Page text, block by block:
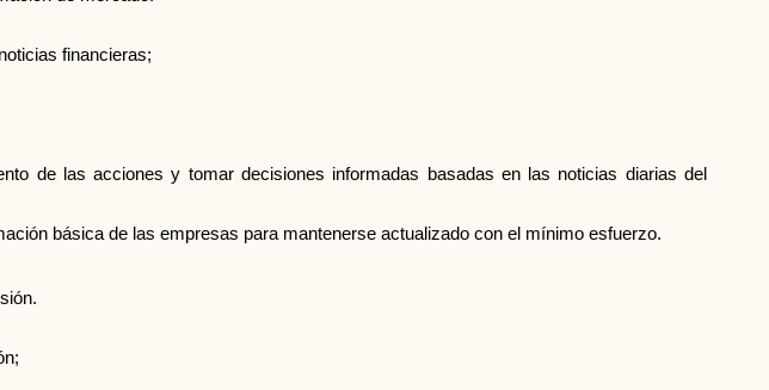
financieras;
de las acciones y tomar decisiones informadas basadas en las noticias diarias del
básica de las empresas para mantenerse actualizado con el mínimo esfuerzo.